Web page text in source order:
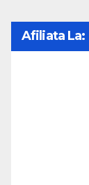
Afiliata La: